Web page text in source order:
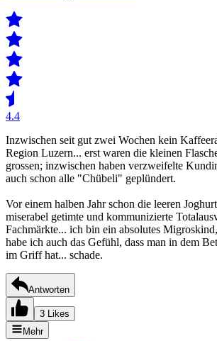
4.4
Inzwischen seit gut zwei Wochen kein
Region Luzern... erst waren die kleinen
grossen; inzwischen haben verzweifelte
auch schon alle "Chübeli" geplündert.
Vor einem halben Jahr schon die leeren
miserabel getimte und kommunizierte
Fachmärkte... ich bin ein absolutes
habe ich auch das Gefühl, dass man in dem
im Griff hat... schade.
Antworten
3 Likes
Mehr